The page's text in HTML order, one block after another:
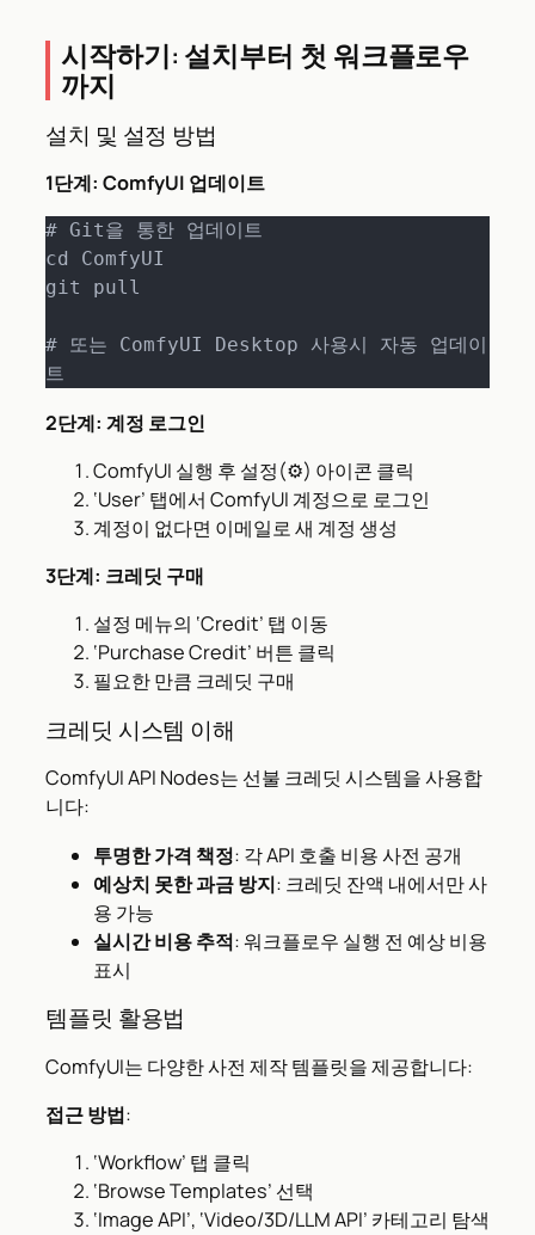
시작하기: 설치부터 첫 워크플로우
까지
설치 및 설정 방법
1단계: ComfyUI 업데이트
# Git을 통한 업데이트
cd ComfyUI
git pull
# 또는 ComfyUI Desktop 사용시 자동 업데이
2단계: 계정 로그인
ComfyUI 실행 후 설정(⚙️) 아이콘 클릭
‘User’ 탭에서 ComfyUI 계정으로 로그인
계정이 없다면 이메일로 새 계정 생성
3단계: 크레딧 구매
설정 메뉴의 ‘Credit’ 탭 이동
‘Purchase Credit’ 버튼 클릭
필요한 만큼 크레딧 구매
크레딧 시스템 이해
ComfyUI API Nodes는 선불 크레딧 시스템을 사용합
니다:
투명한 가격 책정: 각 API 호출 비용 사전 공개
예상치 못한 과금 방지: 크레딧 잔액 내에서만 사
용 가능
실시간 비용 추적: 워크플로우 실행 전 예상 비용
표시
템플릿 활용법
ComfyUI는 다양한 사전 제작 템플릿을 제공합니다:
접근 방법:
‘Workflow’ 탭 클릭
‘Browse Templates’ 선택
‘Image API’, ‘Video/3D/LLM API’ 카테고리 탐색